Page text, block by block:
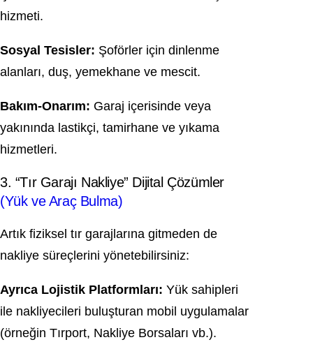
hizmeti.
Sosyal Tesisler: Şoförler için dinlenme
alanları, duş, yemekhane ve mescit.
Bakım-Onarım: Garaj içerisinde veya
yakınında lastikçi, tamirhane ve yıkama
hizmetleri.
3. “Tır Garajı Nakliye” Dijital Çözümler
(Yük ve Araç Bulma)
Artık fiziksel tır garajlarına gitmeden de
nakliye süreçlerini yönetebilirsiniz:
Ayrıca Lojistik Platformları: Yük sahipleri
ile nakliyecileri buluşturan mobil uygulamalar
(örneğin Tırport, Nakliye Borsaları vb.).